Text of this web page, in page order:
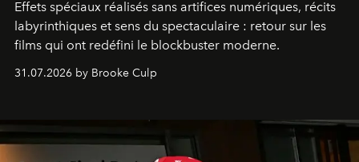
Effets spéciaux réalisés sans artifices numériques, récits
labyrinthiques et sens du spectaculaire : retour sur les
films qui ont redéfini le blockbuster moderne.
31.07.2026 by Brooke Culp